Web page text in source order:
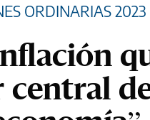
ORDINARIAS 2023